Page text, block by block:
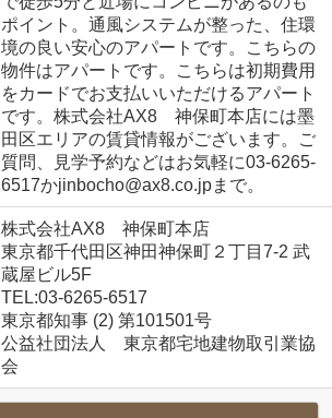
ポイント。通風システムが整った、住環
境の良い安心のアパートです。こちらの
物件はアパートです。こちらは初期費用
をカードでお支払いいただけるアパート
です。株式会社AX8 神保町本店には墨
田区エリアの賃貸情報がございます。ご
質問、見学予約などはお気軽に03-6265-
6517かjinbocho@ax8.co.jpまで。
株式会社AX8 神保町本店
東京都千代田区神田神保町２丁目7-2 武
蔵屋ビル5F
TEL:03-6265-6517
東京都知事 (2) 第101501号
公益社団法人 東京都宅地建物取引業協
会